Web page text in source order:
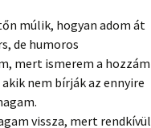
múlik, hogyan adom át
de humoros
mert ismerem a hozzám
nem bírják az ennyire
vissza, mert rendkívül